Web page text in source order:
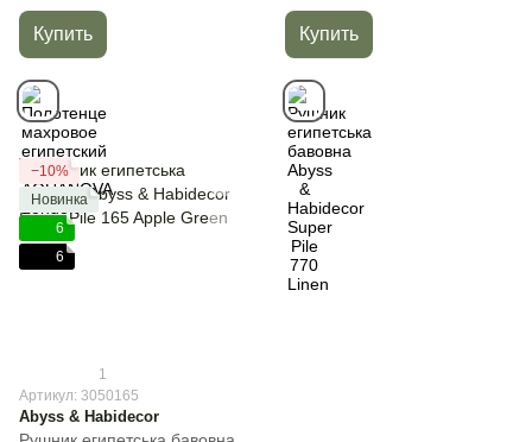
Купить Купить
−10%
Новинка
6
6
1
Артикул: 3050165
Abyss & Habidecor